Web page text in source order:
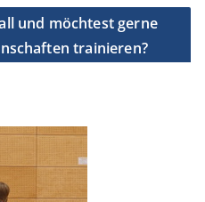
und möchtest gerne
trainieren?